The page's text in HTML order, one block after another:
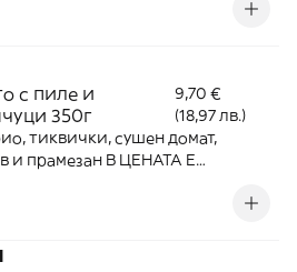
с пиле и
350г
9,70 €
(18,97 лв.)
тиквички, сушен домат,
и прамезан В ЦЕНАТА Е